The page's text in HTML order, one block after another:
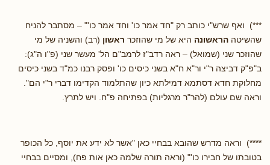
***) ואף שרש"י כותב רק "חד אמר כו' וחד אמר כו'" – מסתבר להניח
שהשיטה הראשונה היא של מי שהוזכר ראשון (רב) והשניה של מי
שהוזכר שני (שמואל) – ראה רדב"ז לרמב"ם הל' מעשר שני (פ"ו ה"ג):
ב"פ"ק דביצה ר"י ור"א ח"א בשני כיסים כו' ופסק רבנו כמ"ד בשני כיסים
מחלוקת חדא דסתמא דמילתא כיון שהתלמוד הקדימו דברי ר"י הם".
וראה שם עולם (להר"ר מרגליות) בפתיחה פ"ח. ויש לתרץ.
****) וראה מדרש שהובא בבחיי כאן "אשר לא ידע את יוסף, כל הכופר
בטובתו של חבירו כו'" (וראה תורה שלמה כאן אות פח), ומסיים בבחיי